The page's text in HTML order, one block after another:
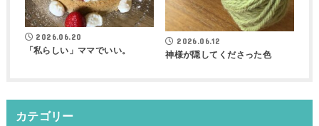
2026.06.20
「私らしい」ママでいい。
2026.06.12
神様が隠してくださった色
カテゴリー